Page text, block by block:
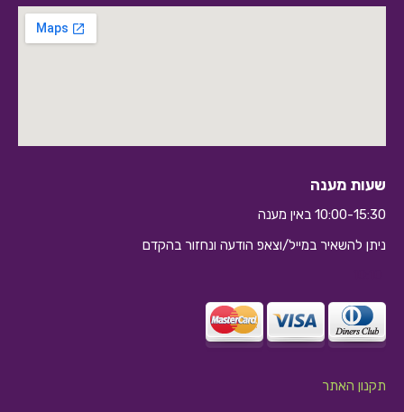
שעות מענה
10:00-15:30 באין מענה
ניתן להשאיר במייל/וצאפ הודעה ונחזור בהקדם
תקנון האתר